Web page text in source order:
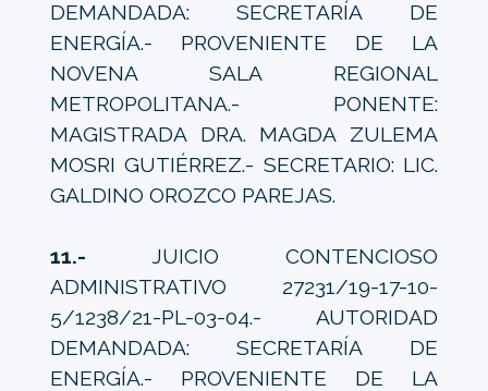
DEMANDADA: SECRETARÍA DE
ENERGÍA.- PROVENIENTE DE LA
NOVENA SALA REGIONAL
METROPOLITANA.- PONENTE:
MAGISTRADA DRA. MAGDA ZULEMA
MOSRI GUTIÉRREZ.- SECRETARIO: LIC.
GALDINO OROZCO PAREJAS.
11.- JUICIO CONTENCIOSO
ADMINISTRATIVO 27231/19-17-10-
5/1238/21-PL-03-04.- AUTORIDAD
DEMANDADA: SECRETARÍA DE
ENERGÍA.- PROVENIENTE DE LA